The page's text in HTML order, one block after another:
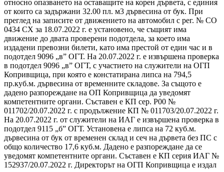
относно опазването на оставащите на корен дървета, с единия
от които са задържани 32.00 пл. м3 дървесина от бук. При
преглед на записите от движението на автомобил с рег. № СО
0434 СХ за 18.07.2022 г. е установено, че същият има
движение до двата проверени подотдела, за което има
издадени превозни билети, като има престой от един час и в
подотдел 9096 „в” ОГТ. На 20.07.2022 г. е извършена проверка
в подотдел 9096 „в” ОГТ, с участието на служители на ОГП
Копривщица, при която е констатирана липса на 794,5
пр.куб.м. дървесина от временните складове. За същото е
дадено разпореждане на ОП Копривщица да уведомят
компетентните органи. Съставен е КП сер. Р00 №
011702/20.07.2022 г. с продължение КП № 011703/20.07.2022 г.
На 20.07.2022 г. от служители на ИАГ е извършена проверка в
подотдел 9115 „б” ОГТ. Установена е липса на 72 куб.м.
дървесина от бук от временен склад и сеч на дървета без ПС с
общо количество 17,6 куб.м. Дадено е разпореждане да се
уведомят компетентните органи. Съставен е КП серия ИАГ №
152937/20.07.2022 г. Директорът на ОГП Копривщица е издал